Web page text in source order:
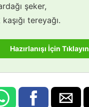
şeker,
tereyağı.
Hazırlanışı İçin Tıklayın